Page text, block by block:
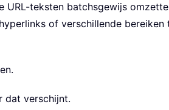
URL-teksten batchsgewijs
of verschillende
dat verschijnt.